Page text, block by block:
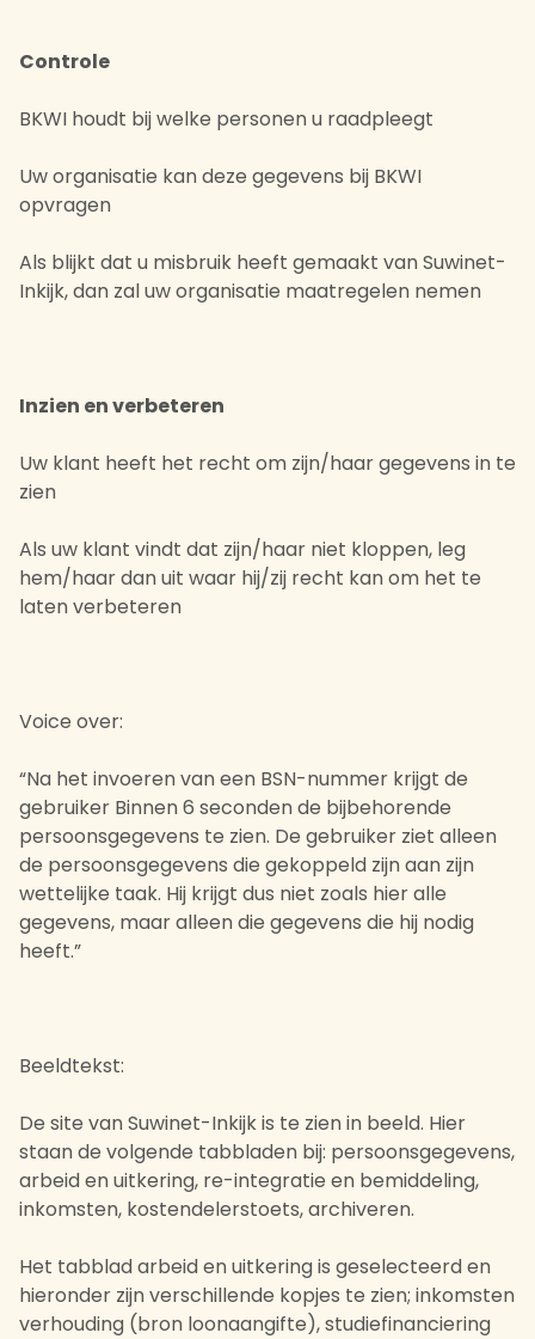
Controle
BKWI houdt bij welke personen u raadpleegt
Uw organisatie kan deze gegevens bij BKWI
opvragen
Als blijkt dat u misbruik heeft gemaakt van Suwinet-
Inkijk, dan zal uw organisatie maatregelen nemen
Inzien en verbeteren
Uw klant heeft het recht om zijn/haar gegevens in te
zien
Als uw klant vindt dat zijn/haar niet kloppen, leg
hem/haar dan uit waar hij/zij recht kan om het te
laten verbeteren
Voice over:
“Na het invoeren van een BSN-nummer krijgt de
gebruiker Binnen 6 seconden de bijbehorende
persoonsgegevens te zien. De gebruiker ziet alleen
de persoonsgegevens die gekoppeld zijn aan zijn
wettelijke taak. Hij krijgt dus niet zoals hier alle
gegevens, maar alleen die gegevens die hij nodig
heeft.”
Beeldtekst:
De site van Suwinet-Inkijk is te zien in beeld. Hier
staan de volgende tabbladen bij: persoonsgegevens,
arbeid en uitkering, re-integratie en bemiddeling,
inkomsten, kostendelerstoets, archiveren.
Het tabblad arbeid en uitkering is geselecteerd en
hieronder zijn verschillende kopjes te zien; inkomsten
verhouding (bron loonaangifte), studiefinanciering